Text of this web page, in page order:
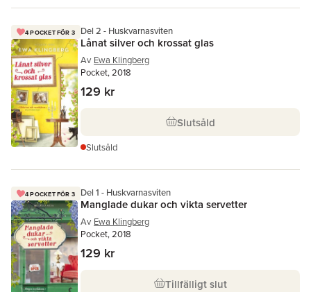
4 POCKET FÖR 3 Del 2 - Huskvarnasviten
Lånat silver och krossat glas
Av Ewa Klingberg
Pocket, 2018
129 kr
Slutsåld
Slutsåld
4 POCKET FÖR 3 Del 1 - Huskvarnasviten
Manglade dukar och vikta servetter
Av Ewa Klingberg
Pocket, 2018
129 kr
Tillfälligt slut